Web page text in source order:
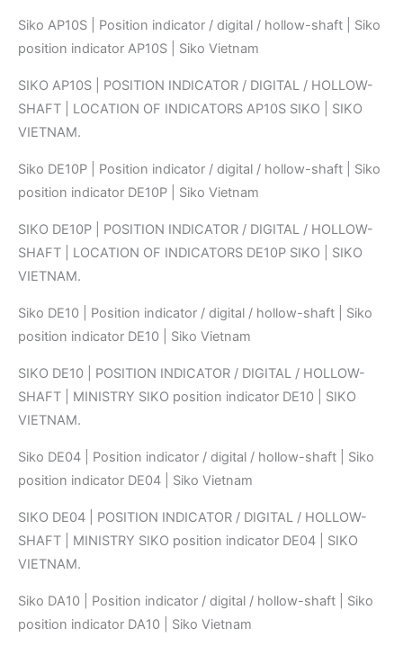
Siko AP10S | Position indicator / digital / hollow-shaft | Siko
position indicator AP10S | Siko Vietnam
SIKO AP10S | POSITION INDICATOR / DIGITAL / HOLLOW-
SHAFT | LOCATION OF INDICATORS AP10S SIKO | SIKO
VIETNAM.
Siko DE10P | Position indicator / digital / hollow-shaft | Siko
position indicator DE10P | Siko Vietnam
SIKO DE10P | POSITION INDICATOR / DIGITAL / HOLLOW-
SHAFT | LOCATION OF INDICATORS DE10P SIKO | SIKO
VIETNAM.
Siko DE10 | Position indicator / digital / hollow-shaft | Siko
position indicator DE10 | Siko Vietnam
SIKO DE10 | POSITION INDICATOR / DIGITAL / HOLLOW-
SHAFT | MINISTRY SIKO position indicator DE10 | SIKO
VIETNAM.
Siko DE04 | Position indicator / digital / hollow-shaft | Siko
position indicator DE04 | Siko Vietnam
SIKO DE04 | POSITION INDICATOR / DIGITAL / HOLLOW-
SHAFT | MINISTRY SIKO position indicator DE04 | SIKO
VIETNAM.
Siko DA10 | Position indicator / digital / hollow-shaft | Siko
position indicator DA10 | Siko Vietnam